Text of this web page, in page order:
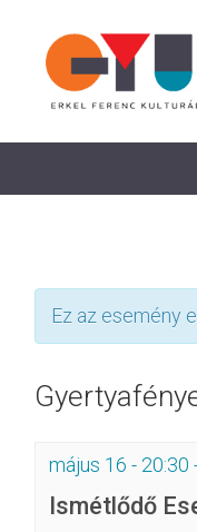
Ez az esemény
május 16 - 20:30
Ismétlődő